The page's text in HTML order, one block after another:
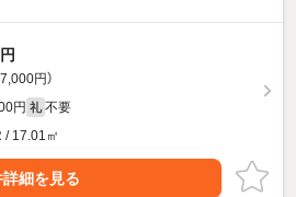
円）
円 礼 不要
/ 17.01㎡
細を見る